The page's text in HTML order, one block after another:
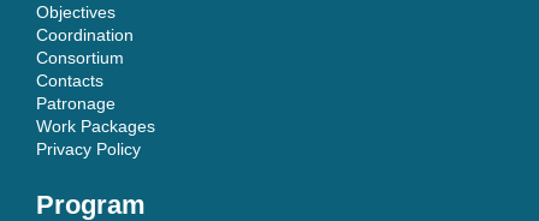
Objectives
Coordination
Consortium
Contacts
Patronage
Work Packages
Privacy Policy
Program